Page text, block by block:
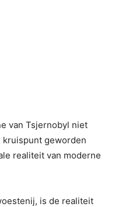
van Tsjernobyl niet
kruispunt geworden
realiteit van moderne
is de realiteit